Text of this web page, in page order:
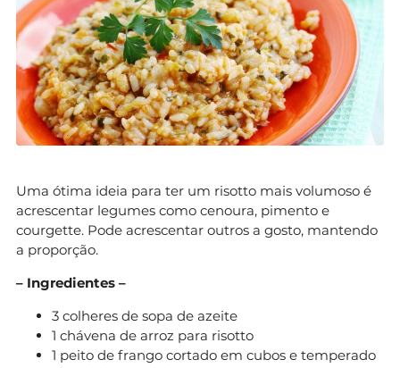
Uma ótima ideia para ter um risotto mais volumoso é
acrescentar legumes como cenoura, pimento e
courgette. Pode acrescentar outros a gosto, mantendo
a proporção.
– Ingredientes –
3 colheres de sopa de azeite
1 chávena de arroz para risotto
1 peito de frango cortado em cubos e temperado